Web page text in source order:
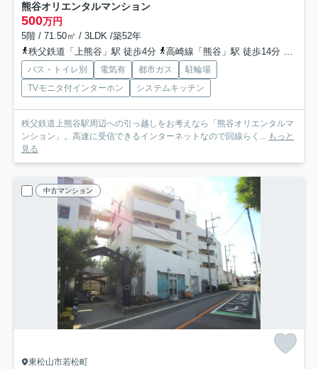
熊谷オリエンタルマンション
500万円
5階 / 71.50㎡ / 3LDK /築52年
秩父鉄道「上熊谷」駅 徒歩4分
高崎線「熊谷」駅 徒歩14分 秩父
バス・トイレ別 電気有 都市ガス
駐輪場
TVモニタ付インターホン
システムキッチン
秩父鉄道上熊谷駅周辺への引っ越しをお考えなら「熊谷オリエンタルマ
ンション」。高速に受信できるインターネットなので回線らく... もっと
見る
中古マンション
東松山市若松町